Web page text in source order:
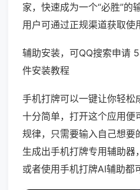
家，快速成为一个“必胜”的
用户可通过正规渠道获取使
辅助安装，可QQ搜索申请
件安装教程
手机打牌可以一键让你轻松
十分简单，打开这个应用便
规律，只需要输入自己想要
生成出手机打牌专用辅助器
或者使用手机打牌AI辅助都